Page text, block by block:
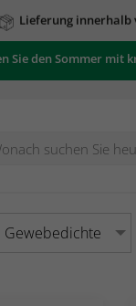
Zu unseren
Sie den Sommer mit
Gewebedichte